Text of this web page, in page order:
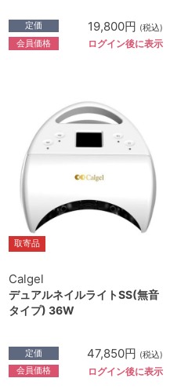
定価 19,800円 (税込)
会員価格 ログイン後に表示
取寄品
Calgel
デュアルネイルライトSS(無音
タイプ) 36W
定価 47,850円 (税込)
会員価格 ログイン後に表示